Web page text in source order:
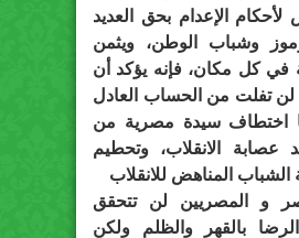
الإعدام بحق العديد
وشباب الوطن، ويثمن
في كل مكان، فإنه يؤكد أن
لن تفلت من الحساب العادل
اختطاف سيدة مصرية من
عصابة الانقلاب، وتحطيم
الشباب المناهض للانقلاب
و المصريين لن تتحقق
بالقهر والظلم ولكن